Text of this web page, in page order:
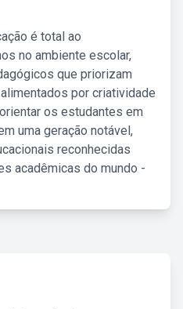
é total ao
no ambiente escolar,
que priorizam
por criatividade
os estudantes em
uma geração notável,
reconhecidas
acadêmicas do mundo -